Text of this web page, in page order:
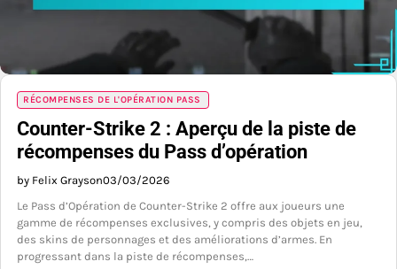
RÉCOMPENSES DE L'OPÉRATION PASS
Counter-Strike 2 : Aperçu de la piste de
récompenses du Pass d’opération
by Felix Grayson03/03/2026
Le Pass d’Opération de Counter-Strike 2 offre aux joueurs une
gamme de récompenses exclusives, y compris des objets en jeu,
des skins de personnages et des améliorations d’armes. En
progressant dans la piste de récompenses,…